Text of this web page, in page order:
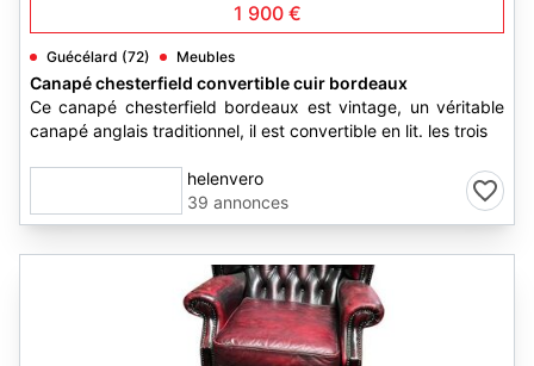
1 900 €
Guécélard (72) Meubles
Canapé chesterfield convertible cuir bordeaux
Ce canapé chesterfield bordeaux est vintage, un véritable
canapé anglais traditionnel, il est convertible en lit. les trois
helenvero
39 annonces